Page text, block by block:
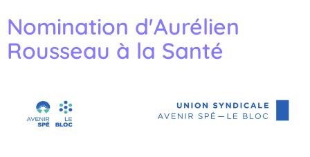
Nomination d'Aurélien
Rousseau à la Santé